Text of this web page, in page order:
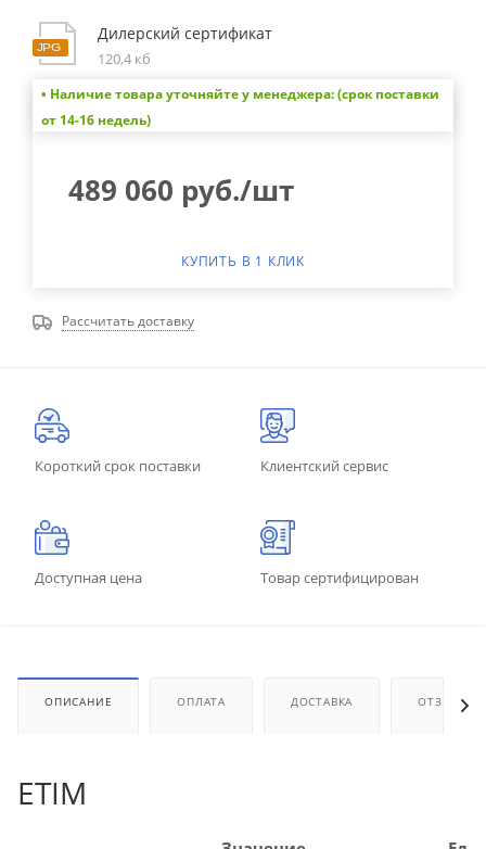
Дилерский сертификат
120,4 кб
• Наличие товара уточняйте у менеджера: (срок поставки
от 14-16 недель)
489 060 руб./шт
КУПИТЬ В 1 КЛИК
Рассчитать доставку
Короткий срок поставки Клиентский сервис
Доступная цена Товар сертифицирован
ОПИСАНИЕ ОПЛАТА ДОСТАВКА ОТЗЫВЫ
ETIM